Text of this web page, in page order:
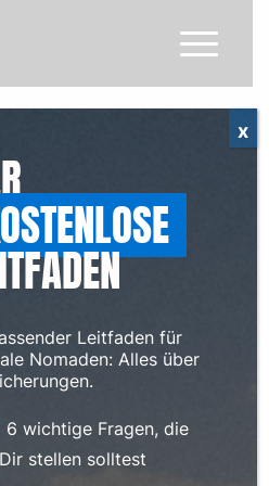
INSURANCE
DIGITALE
in einer Landhütte im
Strom der
Digitalomade folgst Du
und die Reise kann
Leitfaden für
Nomaden: Alles über
6 wichtige Fragen, die
stellen solltest
x